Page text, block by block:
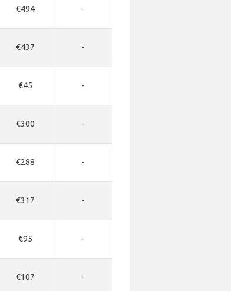
€494 -
€437 -
€45 -
€300 -
€288 -
€317 -
€95 -
€107 -